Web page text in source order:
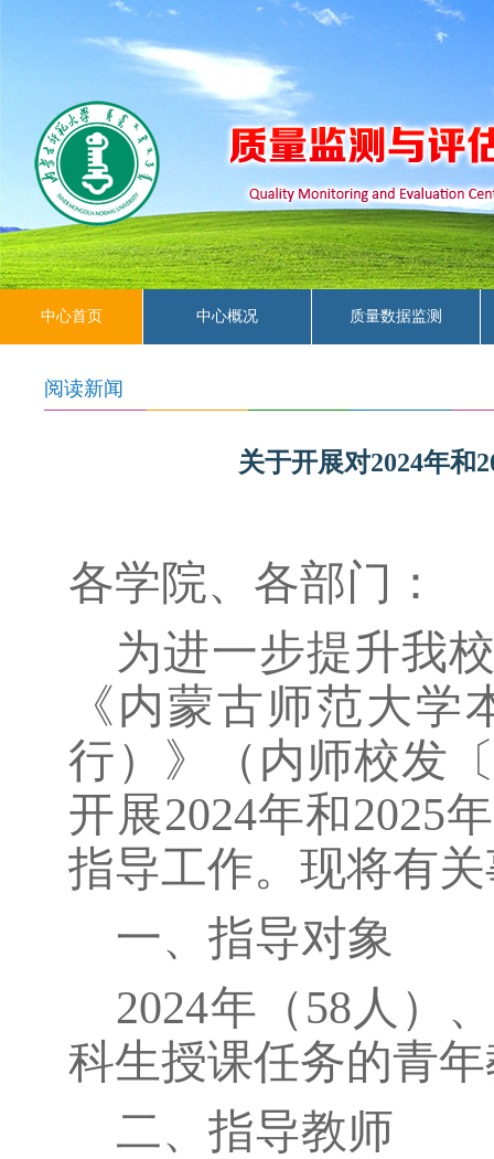
中心首页 中心概况 质量数据监测
阅读新闻
关于开展对2024年和
各学院、各部门：
为进一步提升我
《内蒙古师范大
行）》（内师校发
开展2024年和2025
指导工作。现将有
一、指导对象
2024年（58 人）
科生授课任务的青
二、指导教师